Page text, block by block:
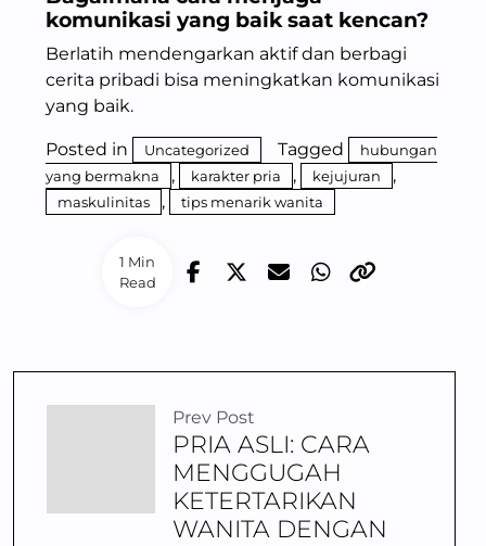
1 Min
Read
komunikasi yang baik saat kencan?
Berlatih mendengarkan aktif dan berbagi
cerita pribadi bisa meningkatkan komunikasi
yang baik.
Posted in Uncategorized Tagged
hubungan
yang bermakna
, karakter pria , kejujuran ,
maskulinitas , tips menarik wanita
Prev Post
PRIA ASLI: CARA
MENGGUGAH
KETERTARIKAN
WANITA DENGAN